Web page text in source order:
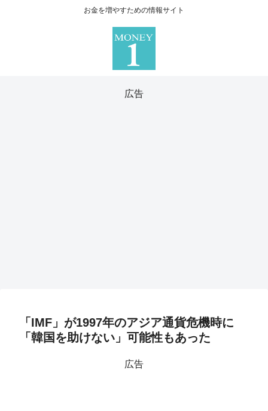
お金を増やすための情報サイト
広告
「IMF」が1997年のアジア通貨危機時に
「韓国を助けない」可能性もあった
広告